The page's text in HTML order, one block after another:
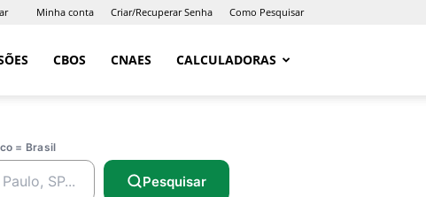
Minha conta Criar/Recuperar Senha Como Pesquisar
CBOS CNAES CALCULADORAS
= Brasil
Pesquisar